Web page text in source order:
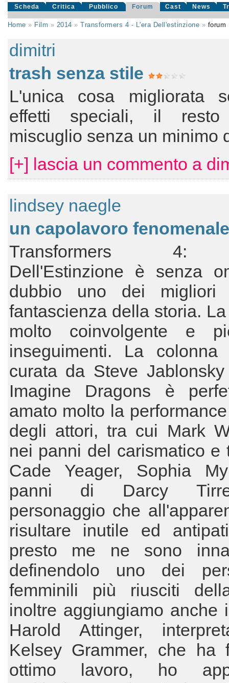
Scheda Critica Pubblico Forum Cast News
Home » Film » 2014 »Transformers 4 - L'era Dell'estinzione » forum
dimitri
trash senza stile
L'unica cosa migliorata
effetti speciali, il
miscuglio senza un minimo
[+] lascia un commento a
lindsey naegle
un capolavoro
Transformers 4:
Dell'Estinzione è senza
dubbio uno dei
fantascienza della storia.
molto coinvolgente e
inseguimenti. La colonna
curata da Steve
Imagine Dragons è
amato molto la
degli attori, tra cui Mark
nei panni del carismatico e
Cade Yeager, Sophia
panni di Darcy
personaggio che
risultare inutile ed
presto me ne sono
definendolo uno dei
femminili più riusciti
inoltre aggiungiamo anche
Harold Attinger,
Kelsey Grammer, che ha
ottimo lavoro, ho